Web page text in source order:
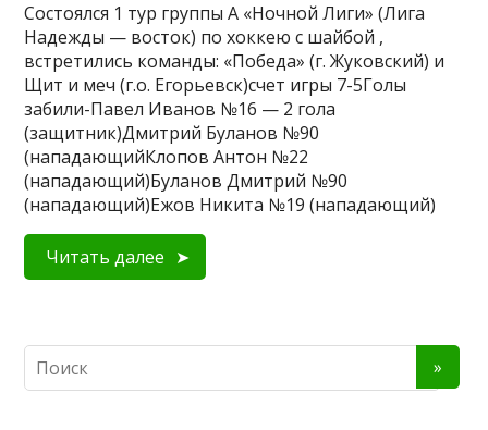
Состоялся 1 тур группы А «Ночной Лиги» (Лига
Надежды — восток) по хоккею с шайбой ,
встретились команды: «Победа» (г. Жуковский) и
Щит и меч (г.о. Егорьевск)счет игры 7-5Голы
забили-Павел Иванов №16 — 2 гола
(защитник)Дмитрий Буланов №90
(нападающийКлопов Антон №22
(нападающий)Буланов Дмитрий №90
(нападающий)Ежов Никита №19 (нападающий)
Читать далее